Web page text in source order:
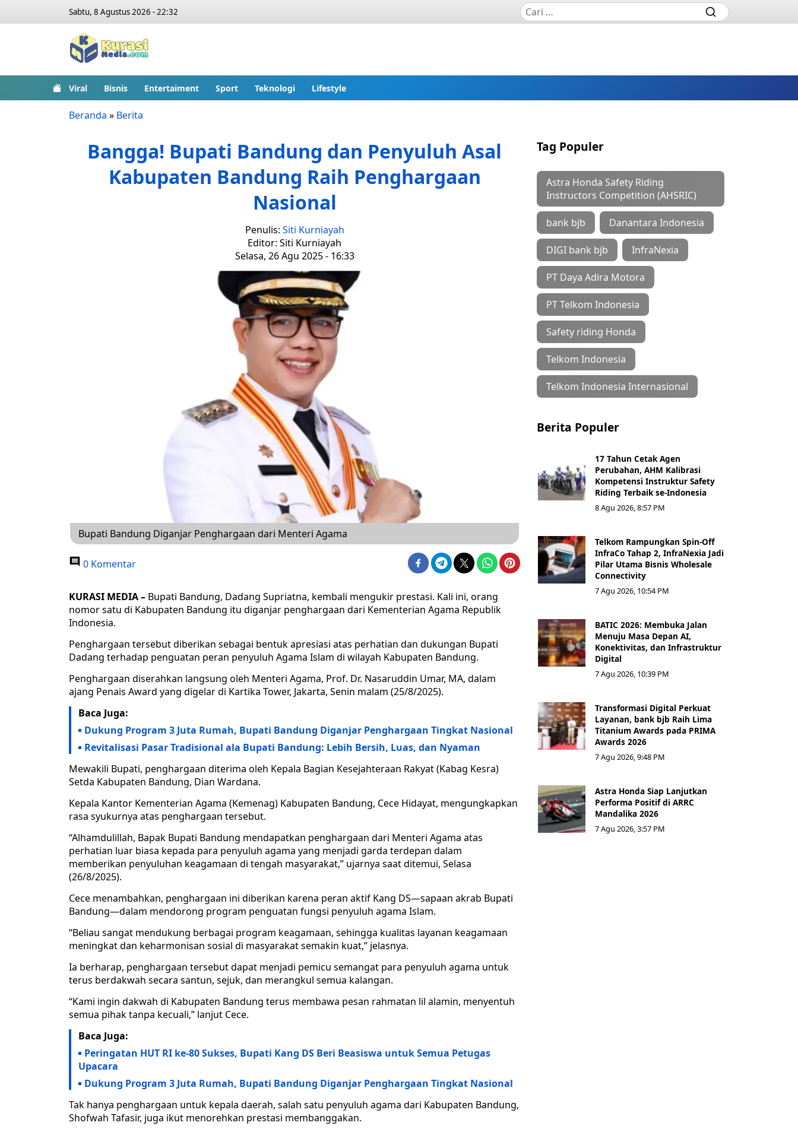
Sabtu, 8 Agustus 2026 - 22:32
Viral Bisnis Entertaiment Sport Teknologi Lifestyle
Beranda » Berita
Bangga! Bupati Bandung dan Penyuluh Asal
Kabupaten Bandung Raih Penghargaan
Nasional
Penulis: Siti Kurniayah
Editor: Siti Kurniayah
Selasa, 26 Agu 2025 - 16:33
Bupati Bandung Diganjar Penghargaan dari Menteri Agama
0 Komentar
KURASI MEDIA – Bupati Bandung, Dadang Supriatna, kembali mengukir prestasi. Kali ini, orang
nomor satu di Kabupaten Bandung itu diganjar penghargaan dari Kementerian Agama Republik
Indonesia.
Penghargaan tersebut diberikan sebagai bentuk apresiasi atas perhatian dan dukungan Bupati
Dadang terhadap penguatan peran penyuluh Agama Islam di wilayah Kabupaten Bandung.
Penghargaan diserahkan langsung oleh Menteri Agama, Prof. Dr. Nasaruddin Umar, MA, dalam
ajang Penais Award yang digelar di Kartika Tower, Jakarta, Senin malam (25/8/2025).
Baca Juga:
Dukung Program 3 Juta Rumah, Bupati Bandung Diganjar Penghargaan Tingkat Nasional
Revitalisasi Pasar Tradisional ala Bupati Bandung: Lebih Bersih, Luas, dan Nyaman
Mewakili Bupati, penghargaan diterima oleh Kepala Bagian Kesejahteraan Rakyat (Kabag Kesra)
Setda Kabupaten Bandung, Dian Wardana.
Kepala Kantor Kementerian Agama (Kemenag) Kabupaten Bandung, Cece Hidayat, mengungkapkan
rasa syukurnya atas penghargaan tersebut.
“Alhamdulillah, Bapak Bupati Bandung mendapatkan penghargaan dari Menteri Agama atas
perhatian luar biasa kepada para penyuluh agama yang menjadi garda terdepan dalam
memberikan penyuluhan keagamaan di tengah masyarakat,” ujarnya saat ditemui, Selasa
(26/8/2025).
Cece menambahkan, penghargaan ini diberikan karena peran aktif Kang DS—sapaan akrab Bupati
Bandung—dalam mendorong program penguatan fungsi penyuluh agama Islam.
“Beliau sangat mendukung berbagai program keagamaan, sehingga kualitas layanan keagamaan
meningkat dan keharmonisan sosial di masyarakat semakin kuat,” jelasnya.
Ia berharap, penghargaan tersebut dapat menjadi pemicu semangat para penyuluh agama untuk
terus berdakwah secara santun, sejuk, dan merangkul semua kalangan.
“Kami ingin dakwah di Kabupaten Bandung terus membawa pesan rahmatan lil alamin, menyentuh
semua pihak tanpa kecuali,” lanjut Cece.
Baca Juga:
Peringatan HUT RI ke-80 Sukses, Bupati Kang DS Beri Beasiswa untuk Semua Petugas
Upacara
Dukung Program 3 Juta Rumah, Bupati Bandung Diganjar Penghargaan Tingkat Nasional
Tak hanya penghargaan untuk kepala daerah, salah satu penyuluh agama dari Kabupaten Bandung,
Shofwah Tafasir, juga ikut menorehkan prestasi membanggakan.
Tag Populer
Astra Honda Safety Riding
Instructors Competition (AHSRIC)
bank bjb Danantara Indonesia
DIGI bank bjb InfraNexia
PT Daya Adira Motora
PT Telkom Indonesia
Safety riding Honda
Telkom Indonesia
Telkom Indonesia Internasional
Berita Populer
17 Tahun Cetak Agen
Perubahan, AHM Kalibrasi
Kompetensi Instruktur Safety
Riding Terbaik se-Indonesia
8 Agu 2026, 8:57 PM
Telkom Rampungkan Spin-Off
InfraCo Tahap 2, InfraNexia Jadi
Pilar Utama Bisnis Wholesale
Connectivity
7 Agu 2026, 10:54 PM
BATIC 2026: Membuka Jalan
Menuju Masa Depan AI,
Konektivitas, dan Infrastruktur
Digital
7 Agu 2026, 10:39 PM
Transformasi Digital Perkuat
Layanan, bank bjb Raih Lima
Titanium Awards pada PRIMA
Awards 2026
7 Agu 2026, 9:48 PM
Astra Honda Siap Lanjutkan
Performa Positif di ARRC
Mandalika 2026
7 Agu 2026, 3:57 PM